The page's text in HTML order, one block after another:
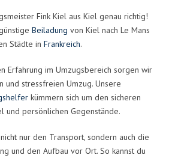
Fink Kiel aus Kiel genau richtig!
Beiladung von Kiel nach Le Mans
Städte in Frankreich.
Erfahrung im Umzugsbereich sorgen wir
und stressfreien Umzug. Unsere
kümmern sich um den sicheren
und persönlichen Gegenstände.
nur den Transport, sondern auch die
und den Aufbau vor Ort. So kannst du